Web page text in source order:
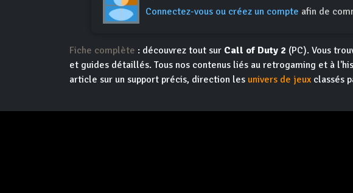
Connectez-vous ou créez un compte afin de
Fiche complète : découvrez tout sur Call of Duty 2 (PC). Vous
et guides détaillés. Tous nos contenus liés au retrogaming et à
article sur un support précis, direction les univers de jeux classés